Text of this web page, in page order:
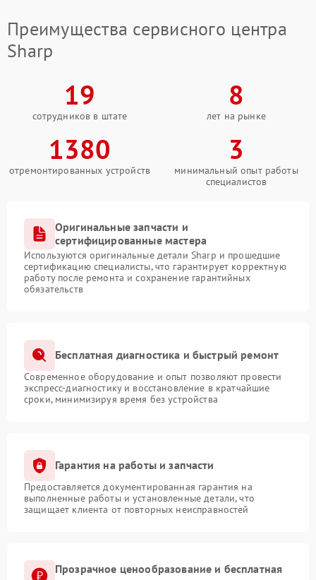
Преимущества сервисного центра
Sharp
19
сотрудников в штате
8
лет на рынке
1380
отремонтированных устройств
3
минимальный опыт работы
специалистов
Оригинальные запчасти и
сертифицированные мастера
Используются оригинальные детали Sharp и прошедшие
сертификацию специалисты, что гарантирует корректную
работу после ремонта и сохранение гарантийных
обязательств
Бесплатная диагностика и быстрый ремонт
Современное оборудование и опыт позволяют провести
экспресс-диагностику и восстановление в кратчайшие
сроки, минимизируя время без устройства
Гарантия на работы и запчасти
Предоставляется документированная гарантия на
выполненные работы и установленные детали, что
защищает клиента от повторных неисправностей
Прозрачное ценообразование и бесплатная